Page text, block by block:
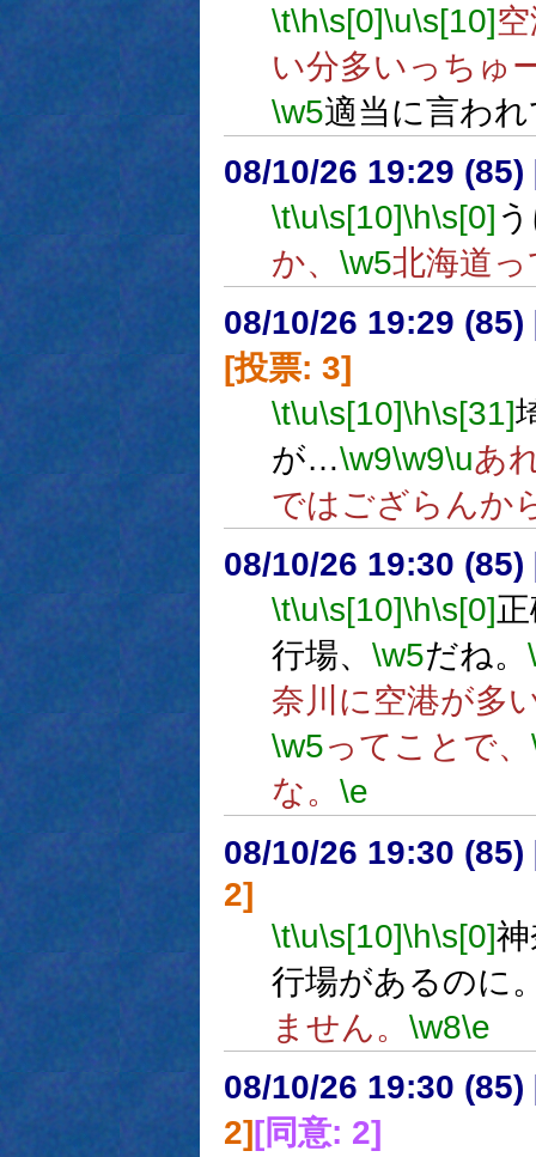
\t\h\s[0]\u\s[10]
い分多いっちゅ
\w5適当に言わ
08/10/26 19:29 (85)
\t\u\s[10]\h\s[0]
か、 \w5北海道
08/10/26 19:29 (85)
[投票: 3]
\t\u\s[10]\h\s[31]
が…\w9\w9\uあ
ではござらんか
08/10/26 19:30 (85)
\t\u\s[10]\h\s[0]
行場、 \w5だね。
奈川に空港が多
\w5ってことで、
な。 \e
08/10/26 19:30 (85)
2]
\t\u\s[10]\h\s[0]
行場があるのに
ません。 \w8\e
08/10/26 19:30 (85)
2][同意: 2]